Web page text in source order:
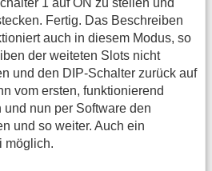
Fertig. Das Beschreiben
auch in diesem Modus, so
der weiteten Slots nicht
und den DIP-Schalter zurück auf
vom ersten, funktionierend
nun per Software den
und so weiter. Auch ein
möglich.